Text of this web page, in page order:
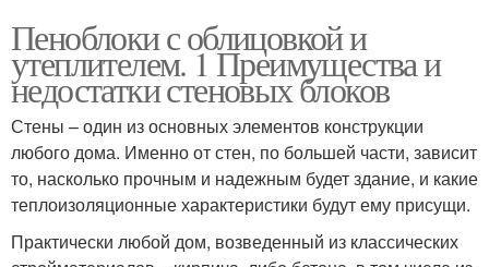
Пеноблоки с облицовкой и
утеплителем. 1 Преимущества и
недостатки стеновых блоков
Стены – один из основных элементов конструкции
любого дома. Именно от стен, по большей части, зависит
то, насколько прочным и надежным будет здание, и какие
теплоизоляционные характеристики будут ему присущи.
Практически любой дом, возведенный из классических